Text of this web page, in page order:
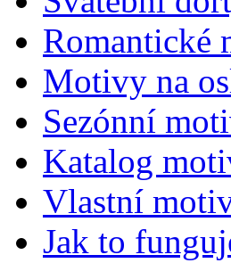
Romantické
Motivy na
Sezónní
Katalog
Vlastní
Jak to